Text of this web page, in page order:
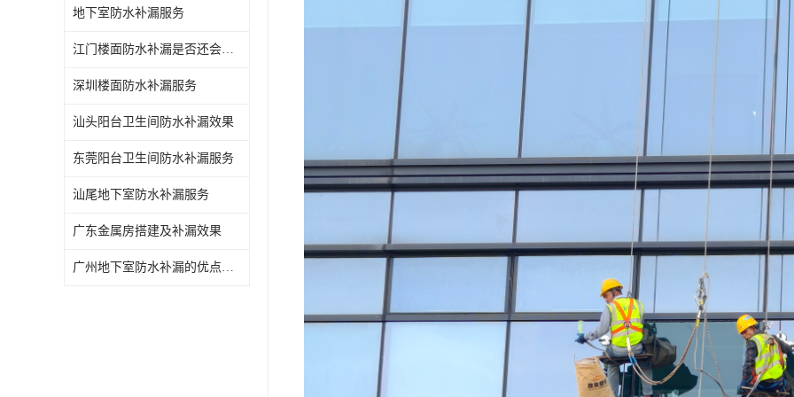
地下室防水补漏服务
江门楼面防水补漏是否还会漏水
深圳楼面防水补漏服务
汕头阳台卫生间防水补漏效果
东莞阳台卫生间防水补漏服务
汕尾地下室防水补漏服务
广东金属房搭建及补漏效果
广州地下室防水补漏的优点和缺点